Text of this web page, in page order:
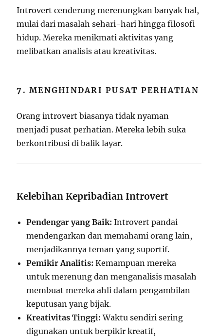
Introvert cenderung merenungkan banyak hal,
mulai dari masalah sehari-hari hingga filosofi
hidup. Mereka menikmati aktivitas yang
melibatkan analisis atau kreativitas.
7. MENGHINDARI PUSAT PERHATIAN
Orang introvert biasanya tidak nyaman
menjadi pusat perhatian. Mereka lebih suka
berkontribusi di balik layar.
Kelebihan Kepribadian Introvert
Pendengar yang Baik: Introvert pandai
mendengarkan dan memahami orang lain,
menjadikannya teman yang suportif.
Pemikir Analitis: Kemampuan mereka
untuk merenung dan menganalisis masalah
membuat mereka ahli dalam pengambilan
keputusan yang bijak.
Kreativitas Tinggi: Waktu sendiri sering
digunakan untuk berpikir kreatif,